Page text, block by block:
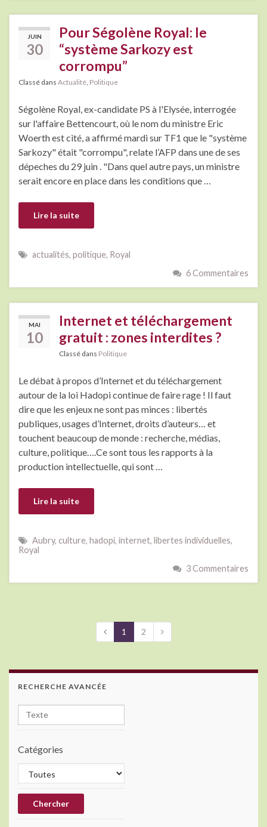
JUIN
30
Pour Ségolène Royal: le
“système Sarkozy est
corrompu”
Classé dans Actualité Politique
Ségolène Royal, ex-candidate PS à l'Elysée, interrogée
sur l'affaire Bettencourt, où le nom du ministre Eric
Woerth est cité, a affirmé mardi sur TF1 que le "système
Sarkozy" était "corrompu", relate l’AFP dans une de ses
dépeches du 29 juin . "Dans quel autre pays, un ministre
serait encore en place dans les conditions que …
Lire la suite
actualités, politique, Royal
6 Commentaires
MAI
10
Internet et téléchargement
gratuit : zones interdites ?
Classé dans Politique
Le débat à propos d’Internet et du téléchargement
autour de la loi Hadopi continue de faire rage ! Il faut
dire que les enjeux ne sont pas minces : libertés
publiques, usages d’Internet, droits d’auteurs… et
touchent beaucoup de monde : recherche, médias,
culture, politique….Ce sont tous les rapports à la
production intellectuelle, qui sont …
Lire la suite
Aubry, culture, hadopi, internet, libertes individuelles,
Royal
3 Commentaires
1 2
RECHERCHE AVANCÉE
Catégories